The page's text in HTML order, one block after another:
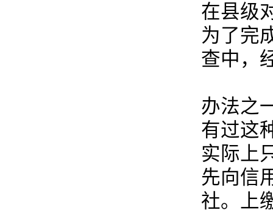
在县级
为了完
查中，
办法之
有过这
实际上
先向信
社。上